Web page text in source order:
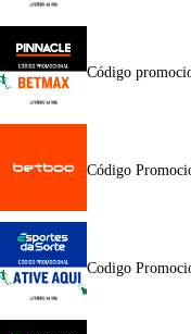
Código
Código
Codigo